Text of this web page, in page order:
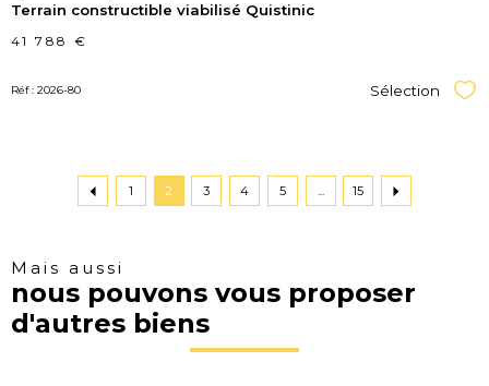
Terrain constructible viabilisé Quistinic
41 788 €
Réf : 2026-80 Sélection
1 2 3 4 5 ... 15
Mais aussi
nous pouvons vous proposer
d'autres biens